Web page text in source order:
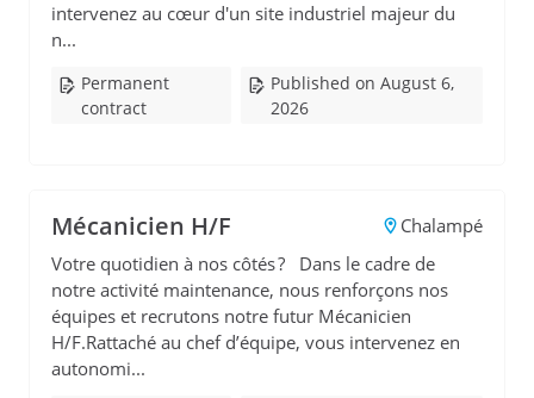
intervenez au cœur d'un site industriel majeur du
n...
Permanent
contract
Published on August 6,
2026
Mécanicien H/F
Chalampé
Votre quotidien à nos côtés ? Dans le cadre de
notre activité maintenance, nous renforçons nos
équipes et recrutons notre futur Mécanicien
H/F.Rattaché au chef d’équipe, vous intervenez en
autonomi...